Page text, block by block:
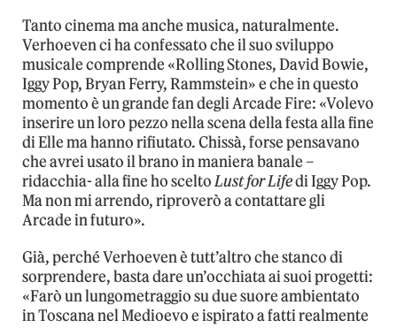
Tanto cinema ma anche musica, naturalmente.
Verhoeven ci ha confessato che il suo sviluppo
musicale comprende «Rolling Stones, David Bowie,
Iggy Pop, Bryan Ferry, Rammstein» e che in questo
momento è un grande fan degli Arcade Fire: «Volevo
inserire un loro pezzo nella scena della festa alla fine
di Elle ma hanno rifiutato. Chissà, forse pensavano
che avrei usato il brano in maniera banale –
ridacchia- alla fine ho sceltoLust for Lifedi Iggy Pop.
Ma non mi arrendo, riproverò a contattare gli
Arcade in futuro».
Già, perché Verhoeven è tutt’altro che stanco di
sorprendere, basta dare un’occhiata ai suoi progetti:
«Farò un lungometraggio su due suore ambientato
in Toscana nel Medioevo e ispirato a fatti realmente